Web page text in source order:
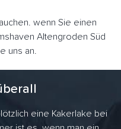
wenn Sie einen
Altengroden Süd
uns an.
eine Kakerlake bei